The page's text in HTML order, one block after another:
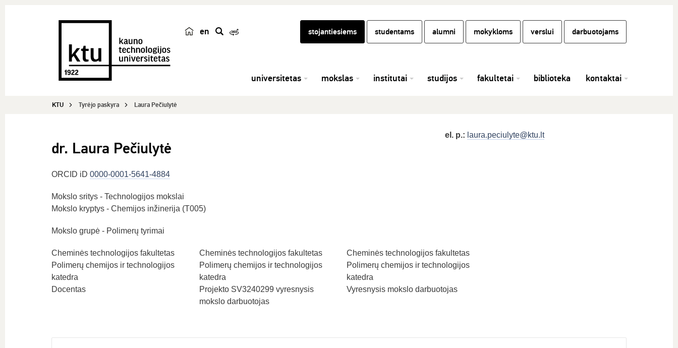
en stojantiesiems studentams alumni mokykloms verslui darbuotojams
universitetas mokslas institutai studijos fakultetai biblioteka kontaktai
KTU Tyrėjo paskyra Laura Pečiulytė
dr. Laura Pečiulytė
el. p.: laura.peciulyte@ktu.lt
ORCID iD 0000-0001-5641-4884
Mokslo sritys - Technologijos mokslai
Mokslo kryptys - Chemijos inžinerija (T005)
Mokslo grupė - Polimerų tyrimai
Cheminės technologijos fakultetas
Polimerų chemijos ir technologijos
katedra
Docentas
Cheminės technologijos fakultetas
Polimerų chemijos ir technologijos
katedra
Projekto SV3240299 vyresnysis
mokslo darbuotojas
Cheminės technologijos fakultetas
Polimerų chemijos ir technologijos
katedra
Vyresnysis mokslo darbuotojas